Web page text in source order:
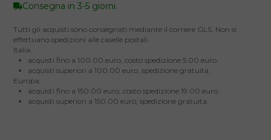
Consegna in 3-5 giorni.
Tutti gli acquisti sono consegnati mediante il corriere GLS. Non si
effettuano spedizioni alle caselle postali.
Italia:
acquisti fino a 100.00 euro, costo spedizione 5.00 euro.
acquisti superiori a 100.00 euro, spedizione gratuita.
Europa:
acquisti fino a 150.00 euro, costo spedizione 19.00 euro.
acquisti superiori a 150.00 euro, spedizione gratuita.